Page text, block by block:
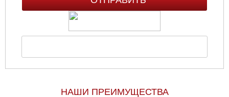
НАШИ ПРЕИМУЩЕСТВА